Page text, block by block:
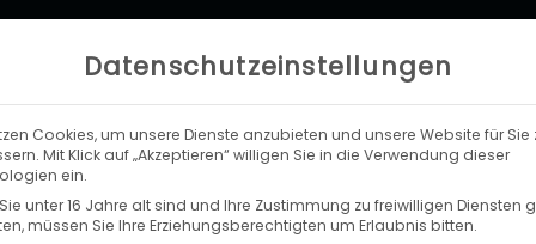
LEISTUNGEN UNTERNEHMEN
Datenschutzeinstellungen
Cookies, um unsere Dienste anzubieten und unsere Website für Sie
Mit Klick auf „Akzeptieren“ willigen Sie in die Verwendung dieser
ein.
unter 16 Jahre alt sind und Ihre Zustimmung zu freiwilligen Diensten
müssen Sie Ihre Erziehungsberechtigten um Erlaubnis bitten.